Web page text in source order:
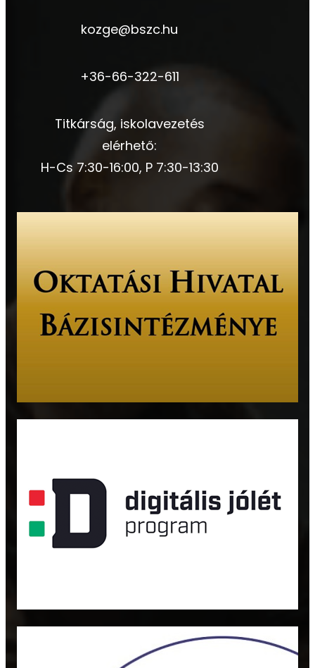
kozge@bszc.hu
+36-66-322-611
Titkárság, iskolavezetés
elérhető:
H-Cs 7:30-16:00, P 7:30-13:30